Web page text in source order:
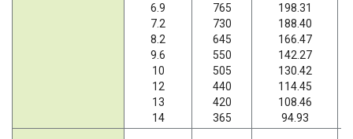
6.9
7.2
8.2
9.6
10
12
13
14
765
730
645
550
505
440
420
365
198.31
188.40
166.47
142.27
130.42
114.45
108.46
94.93